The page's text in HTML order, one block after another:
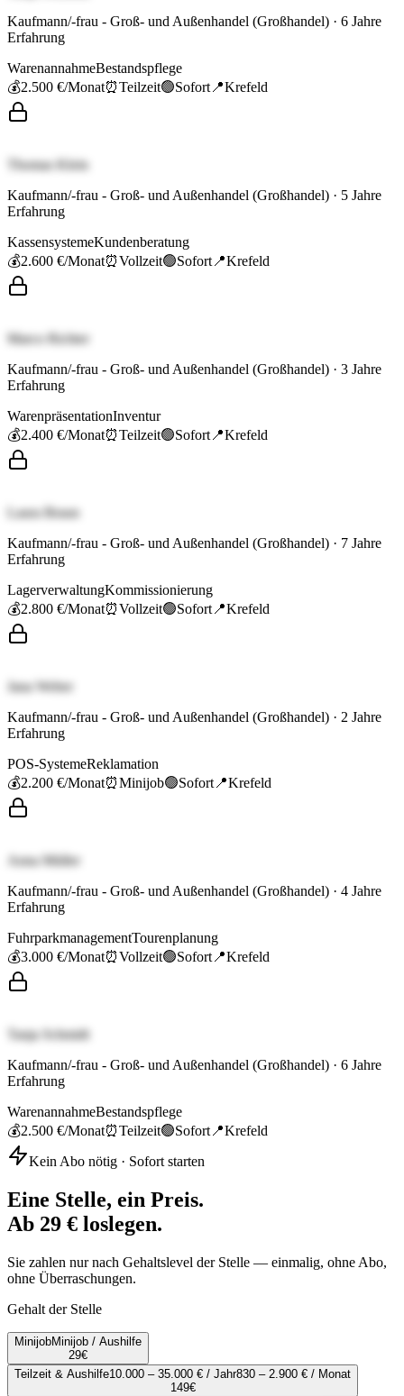
Kaufmann/-frau - Groß- und Außenhandel (Großhandel) · 6 Jahre
Erfahrung
WarenannahmeBestandspflege
💰2.500 €/Monat⏰Teilzeit🟢Sofort 📍Krefeld
Thomas Klein
Kaufmann/-frau - Groß- und Außenhandel (Großhandel) · 5 Jahre
Erfahrung
KassensystemeKundenberatung
💰2.600 €/Monat⏰Vollzeit🟢Sofort 📍Krefeld
Marco Richter
Kaufmann/-frau - Groß- und Außenhandel (Großhandel) · 3 Jahre
Erfahrung
WarenpräsentationInventur
💰2.400 €/Monat⏰Teilzeit🟢Sofort 📍Krefeld
Laura Braun
Kaufmann/-frau - Groß- und Außenhandel (Großhandel) · 7 Jahre
Erfahrung
LagerverwaltungKommissionierung
💰2.800 €/Monat⏰Vollzeit🟢Sofort 📍Krefeld
Jana Weber
Kaufmann/-frau - Groß- und Außenhandel (Großhandel) · 2 Jahre
Erfahrung
POS-SystemeReklamation
💰2.200 €/Monat⏰Minijob🟢Sofort 📍Krefeld
Anna Müller
Kaufmann/-frau - Groß- und Außenhandel (Großhandel) · 4 Jahre
Erfahrung
FuhrparkmanagementTourenplanung
💰3.000 €/Monat⏰Vollzeit🟢Sofort 📍Krefeld
Tanja Schmidt
Kaufmann/-frau - Groß- und Außenhandel (Großhandel) · 6 Jahre
Erfahrung
WarenannahmeBestandspflege
💰2.500 €/Monat⏰Teilzeit🟢Sofort 📍Krefeld
Kein Abo nötig · Sofort starten
Eine Stelle, ein Preis.
Ab 29 € loslegen.
Sie zahlen nur nach Gehaltslevel der Stelle — einmalig, ohne Abo,
ohne Überraschungen.
Gehalt der Stelle
MinijobMinijob / Aushilfe
29€
Teilzeit & Aushilfe10.000 – 35.000 € / Jahr830 – 2.900 € / Monat
149€